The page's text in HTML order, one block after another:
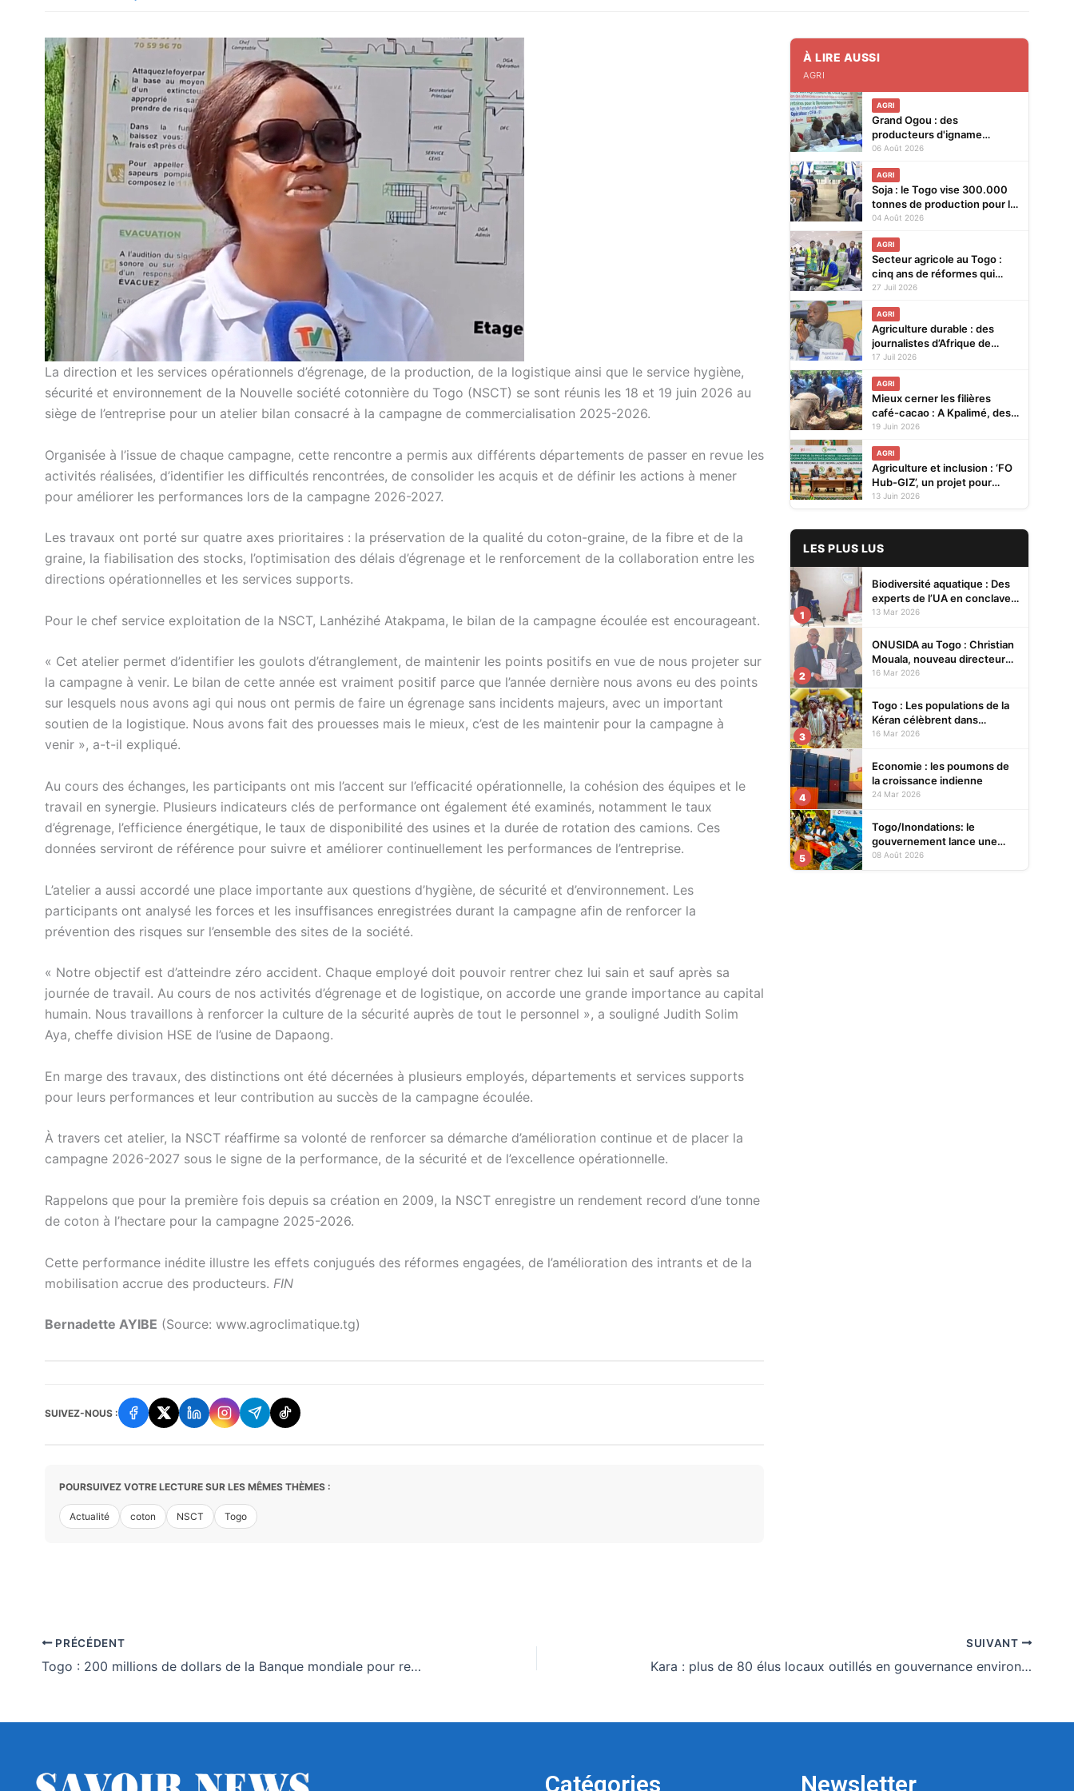
La direction et les services opérationnels d’égrenage, de la production, de la logistique ainsi que le service hygiène,
sécurité et environnement de la Nouvelle société cotonnière du Togo (NSCT) se sont réunis les 18 et 19 juin 2026 au
siège de l’entreprise pour un atelier bilan consacré à la campagne de commercialisation 2025-2026.
Organisée à l’issue de chaque campagne, cette rencontre a permis aux différents départements de passer en revue les
activités réalisées, d’identifier les difficultés rencontrées, de consolider les acquis et de définir les actions à mener
pour améliorer les performances lors de la campagne 2026-2027.
Les travaux ont porté sur quatre axes prioritaires : la préservation de la qualité du coton-graine, de la fibre et de la
graine, la fiabilisation des stocks, l’optimisation des délais d’égrenage et le renforcement de la collaboration entre les
directions opérationnelles et les services supports.
Pour le chef service exploitation de la NSCT, Lanhézihé Atakpama, le bilan de la campagne écoulée est encourageant.
« Cet atelier permet d’identifier les goulots d’étranglement, de maintenir les points positifs en vue de nous projeter sur
la campagne à venir. Le bilan de cette année est vraiment positif parce que l’année dernière nous avons eu des points
sur lesquels nous avons agi qui nous ont permis de faire un égrenage sans incidents majeurs, avec un important
soutien de la logistique. Nous avons fait des prouesses mais le mieux, c’est de les maintenir pour la campagne à
venir », a-t-il expliqué.
Au cours des échanges, les participants ont mis l’accent sur l’efficacité opérationnelle, la cohésion des équipes et le
travail en synergie. Plusieurs indicateurs clés de performance ont également été examinés, notamment le taux
d’égrenage, l’efficience énergétique, le taux de disponibilité des usines et la durée de rotation des camions. Ces
données serviront de référence pour suivre et améliorer continuellement les performances de l’entreprise.
L’atelier a aussi accordé une place importante aux questions d’hygiène, de sécurité et d’environnement. Les
participants ont analysé les forces et les insuffisances enregistrées durant la campagne afin de renforcer la
prévention des risques sur l’ensemble des sites de la société.
« Notre objectif est d’atteindre zéro accident. Chaque employé doit pouvoir rentrer chez lui sain et sauf après sa
journée de travail. Au cours de nos activités d’égrenage et de logistique, on accorde une grande importance au capital
humain. Nous travaillons à renforcer la culture de la sécurité auprès de tout le personnel », a souligné Judith Solim
Aya, cheffe division HSE de l’usine de Dapaong.
En marge des travaux, des distinctions ont été décernées à plusieurs employés, départements et services supports
pour leurs performances et leur contribution au succès de la campagne écoulée.
À travers cet atelier, la NSCT réaffirme sa volonté de renforcer sa démarche d’amélioration continue et de placer la
campagne 2026-2027 sous le signe de la performance, de la sécurité et de l’excellence opérationnelle.
Rappelons que pour la première fois depuis sa création en 2009, la NSCT enregistre un rendement record d’une tonne
de coton à l’hectare pour la campagne 2025-2026.
Cette performance inédite illustre les effets conjugués des réformes engagées, de l’amélioration des intrants et de la
mobilisation accrue des producteurs. FIN
Bernadette AYIBE (Source: www.agroclimatique.tg)
SUIVEZ-NOUS :
POURSUIVEZ VOTRE LECTURE SUR LES MÊMES THÈMES :
Actualité coton NSCT Togo
À LIRE AUSSI
AGRI
AGRI
Grand Ogou : des
producteurs d'igname
formés aux techniques
06 Août 2026
AGRI
Soja : le Togo vise 300.000
tonnes de production pour la
campagne 2026-2027
04 Août 2026
AGRI
Secteur agricole au Togo :
cinq ans de réformes qui
transforment
rural
27 Juil 2026
AGRI
Agriculture durable : des
journalistes d’Afrique de
l’Ouest et du Sahel en atelier
17 Juil 2026
AGRI
Mieux cerner les filières
café-cacao : A Kpalimé, des
journalistes entre théorie et
plantations
19 Juin 2026
AGRI
Agriculture et inclusion : ‘FO
Hub-GIZ’, un projet pour
transformer les systèmes
13 Juin 2026
LES PLUS LUS
1
Biodiversité aquatique : Des
experts de l’UA en conclave à
Lomé pour renforcer la
13 Mar 2026
2
ONUSIDA au Togo : Christian
Mouala, nouveau directeur
pays
16 Mar 2026
3
Togo : Les populations de la
Kéran célèbrent dans
l’allégresse Tislim-Difoini,
16 Mar 2026
4
Economie : les poumons de
la croissance indienne
24 Mar 2026
5
Togo/Inondations: le
gouvernement lance une
opération d’assistance aux
08 Août 2026
PRÉCÉDENT
Togo : 200 millions de dollars de la Banque mondiale pour renforcer les transports et la logistique
SUIVANT
Kara : plus de 80 élus locaux outillés en gouvernance environnementale
Catégories Newsletter